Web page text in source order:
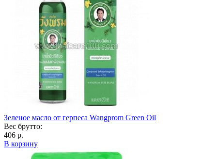
Зеленое масло от герпеса Wangprom Green Oil
Вес брутто:
406 р.
В корзину